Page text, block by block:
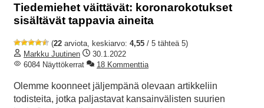
Tiedemiehet väittävät: koronarokotukset
sisältävät tappavia aineita
(22 arviota, keskiarvo: 4,55 / 5 tähteä 5)
Markku Juutinen
30.1.2022
6084 Näyttökerrat
18 Kommenttia
Olemme koonneet jäljempänä olevaan artikkeliin
todisteita, jotka paljastavat kansainvälisten suurien